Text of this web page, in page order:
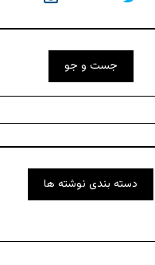
جست و جو
دسته بندی نوشته ها